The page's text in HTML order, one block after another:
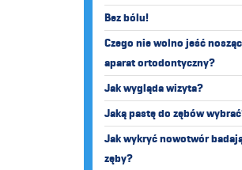
Bez bólu!
Czego nie wolno jeść nosząc
aparat ortodontyczny?
Jak wygląda wizyta?
Jaką pastę do zębów
Jak wykryć nowotwór
zęby?